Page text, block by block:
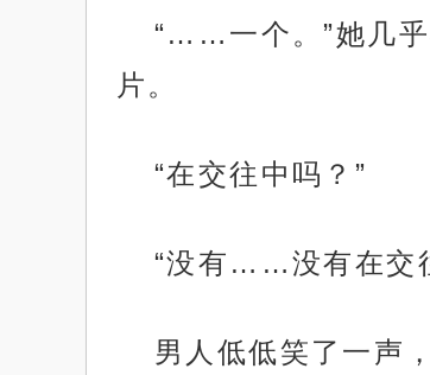
“……一个。”她几乎
片。
“在交往中吗？”
“没有……没有在交
男人低低笑了一声